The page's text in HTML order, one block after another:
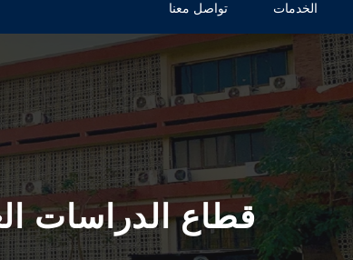
الخدمات تواصل معنا
قطاع الدراسات